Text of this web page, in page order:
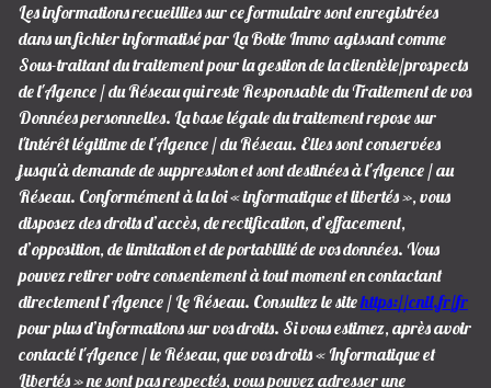
Les informations recueillies sur ce formulaire sont enregistrées
dans un fichier informatisé par La Boite Immo agissant comme
Sous-traitant du traitement pour la gestion de la clientèle/prospects
de l'Agence / du Réseau qui reste Responsable du Traitement de vos
Données personnelles. La base légale du traitement repose sur
l'intérêt légitime de l'Agence / du Réseau. Elles sont conservées
jusqu'à demande de suppression et sont destinées à l'Agence / au
Réseau. Conformément à la loi « informatique et libertés », vous
disposez des droits d’accès, de rectification, d’effacement,
d’opposition, de limitation et de portabilité de vos données. Vous
pouvez retirer votre consentement à tout moment en contactant
directement l’Agence / Le Réseau. Consultez le sitehttps://cnil.fr/fr
pour plus d’informations sur vos droits. Si vous estimez, après avoir
contacté l'Agence / le Réseau, que vos droits « Informatique et
Libertés » ne sont pas respectés, vous pouvez adresser une